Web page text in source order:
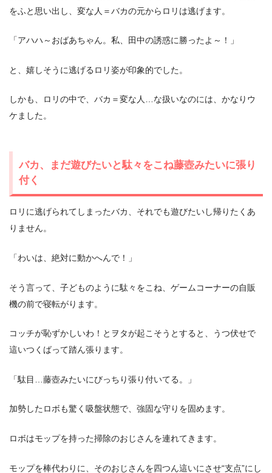
をふと思い出し、変な人＝バカの元からロリは逃げます。
「アハハ～おばあちゃん。私、田中の誘惑に勝ったよ～！」
と、嬉しそうに逃げるロリ姿が印象的でした。
しかも、ロリの中で、バカ＝変な人…な扱いなのには、かなりウ
ケました。
バカ、まだ遊びたいと駄々をこね藤壺みたいに張り
付く
ロリに逃げられてしまったバカ、それでも遊びたいし帰りたくあ
りません。
「わいは、絶対に動かへんで！」
そう言って、子どものように駄々をこね、ゲームコーナーの自販
機の前で寝転がります。
コッチが恥ずかしいわ！とヲタが起こそうとすると、うつ伏せで
這いつくばって踏ん張ります。
「駄目…藤壺みたいにびっちり張り付いてる。」
加勢したロボも驚く吸盤状態で、強固な守りを固めます。
ロボはモップを持った掃除のおじさんを連れてきます。
モップを棒代わりに、そのおじさんを四つん這いにさせ“支点”にし